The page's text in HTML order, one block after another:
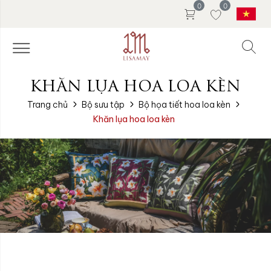
0
0
KHĂN LỤA HOA LOA KÈN
Trang chủ Bộ sưu tập
Bộ họa tiết hoa loa kèn
Khăn lụa hoa loa kèn